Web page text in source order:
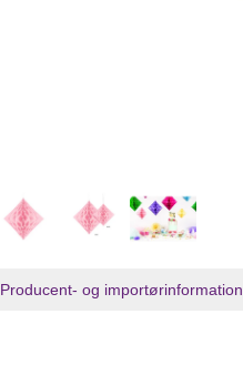
Producent- og importørinformation